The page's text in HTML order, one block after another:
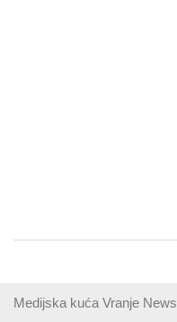
Medijska kuća Vranje News